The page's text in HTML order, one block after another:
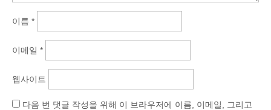
이름 *
이메일 *
웹사이트
다음 번 댓글 작성을 위해 이 브라우저에 이름, 이메일, 그리고